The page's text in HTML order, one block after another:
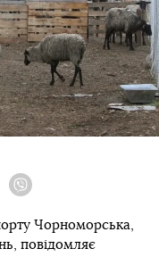
Чорноморська,
повідомляє